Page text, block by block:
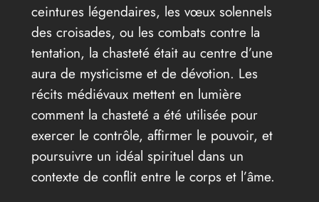
ceintures légendaires, les vœux solennels
des croisades, ou les combats contre la
tentation, la chasteté était au centre d’une
aura de mysticisme et de dévotion. Les
récits médiévaux mettent en lumière
comment la chasteté a été utilisée pour
exercer le contrôle, affirmer le pouvoir, et
poursuivre un idéal spirituel dans un
contexte de conflit entre le corps et l’âme.